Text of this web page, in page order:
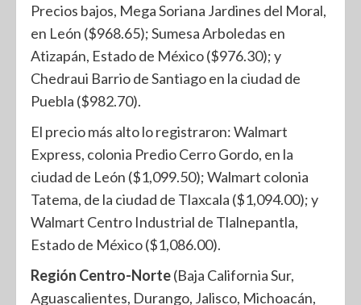
Precios bajos, Mega Soriana Jardines del Moral,
en León ($968.65); Sumesa Arboledas en
Atizapán, Estado de México ($976.30); y
Chedraui Barrio de Santiago en la ciudad de
Puebla ($982.70).
El precio más alto lo registraron: Walmart
Express, colonia Predio Cerro Gordo, en la
ciudad de León ($1,099.50); Walmart colonia
Tatema, de la ciudad de Tlaxcala ($1,094.00); y
Walmart Centro Industrial de Tlalnepantla,
Estado de México ($1,086.00).
Región Centro-Norte(Baja California Sur,
Aguascalientes, Durango, Jalisco, Michoacán,